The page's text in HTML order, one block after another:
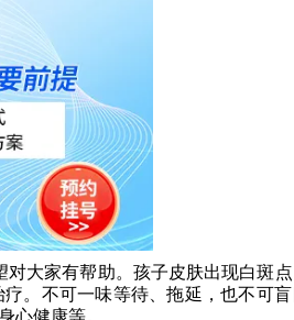
大家有帮助。孩子皮肤出现白斑
。不可一味等待、拖延，也不可